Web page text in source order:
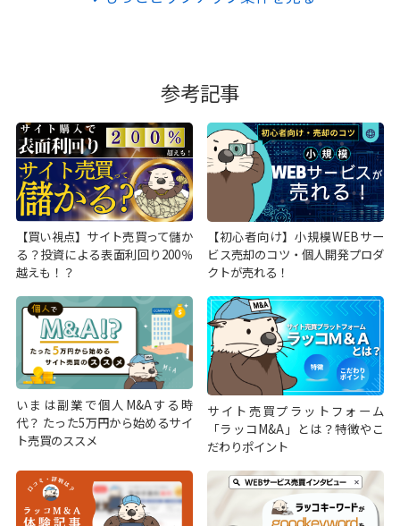
参考記事
【買い視点】サイト売買って儲か
る？投資による表面利回り200％
越えも！？
【初心者向け】小規模WEBサー
ビス売却のコツ・個人開発プロダ
クトが売れる！
いまは副業で個人M&Aする時
代？ たった5万円から始めるサイ
ト売買のススメ
サイト売買プラットフォーム
「ラッコM&A」とは？特徴やこ
だわりポイント